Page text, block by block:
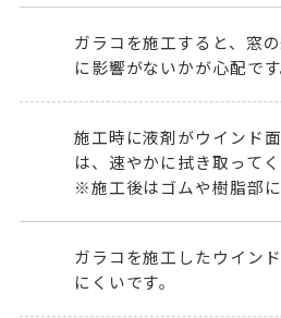
ガラコを施工すると、窓
に影響がないかが心配です
施工時に液剤がウインド
は、速やかに拭き取ってく
※施工後はゴムや樹脂部に
ガラコを施工したウイン
にくいです。